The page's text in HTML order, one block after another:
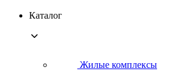
Каталог
Жилые комплексы